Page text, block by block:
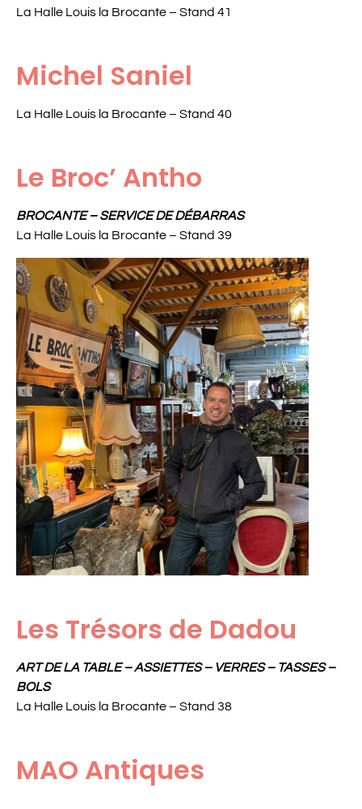
La Halle Louis la Brocante – Stand 41
Michel Saniel
La Halle Louis la Brocante – Stand 40
Le Broc’ Antho
BROCANTE – SERVICE DE DÉBARRAS
La Halle Louis la Brocante – Stand 39
Les Trésors de Dadou
ART DE LA TABLE – ASSIETTES – VERRES – TASSES –
BOLS
La Halle Louis la Brocante – Stand 38
MAO Antiques